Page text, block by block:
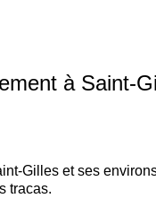
à Saint-
Gilles et ses
tracas.